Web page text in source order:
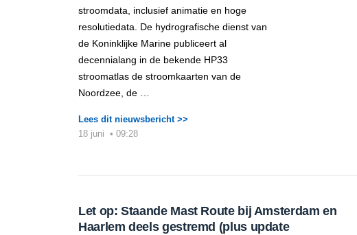
stroomdata, inclusief animatie en hoge
resolutiedata. De hydrografische dienst van
de Koninklijke Marine publiceert al
decennialang in de bekende HP33
stroomatlas de stroomkaarten van de
Noordzee, de …
Lees dit nieuwsbericht >>
18 juni • 09:28
Let op: Staande Mast Route bij Amsterdam en
Haarlem deels gestremd (plus update